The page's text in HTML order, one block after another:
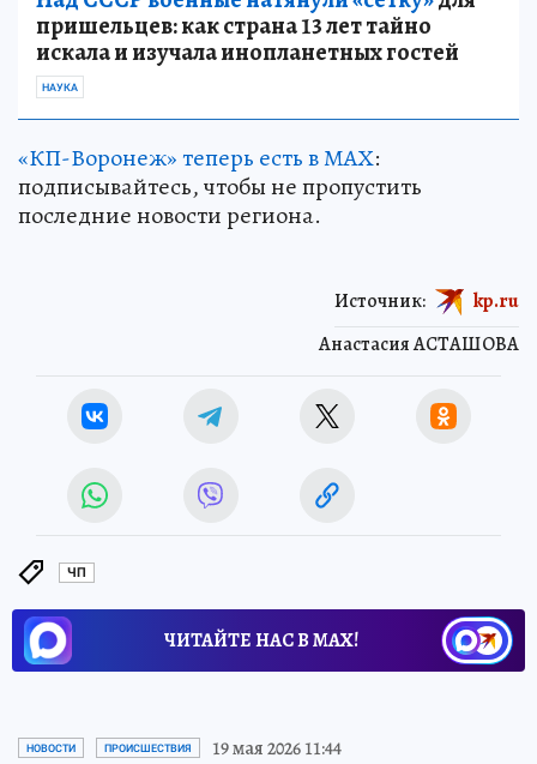
пришельцев: как страна 13 лет тайно
искала и изучала инопланетных гостей
НАУКА
«КП-Воронеж» теперь есть в МАХ:
подписывайтесь, чтобы не пропустить
последние новости региона.
Анастасия АСТАШОВА
Источник: kp.ru
ЧП
ЧИТАЙТЕ НАС В МАХ!
НОВОСТИ ПРОИСШЕСТВИЯ 19 мая 2026 11:44